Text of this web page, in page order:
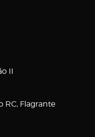
II
RC, Flagrante